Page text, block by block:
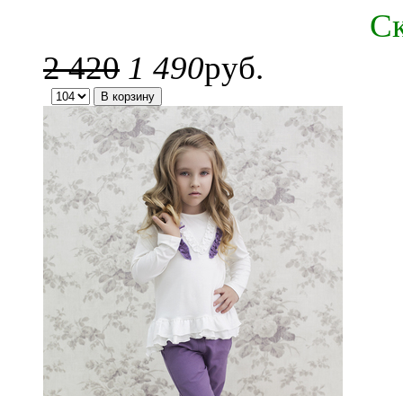
2 420 1 490руб.